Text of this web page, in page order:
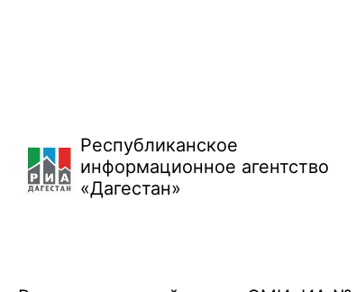
Республиканское
информационное агентство
«Дагестан»